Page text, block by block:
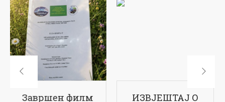
ИЗВЈЕШТАЈ О 17-ти рођендан